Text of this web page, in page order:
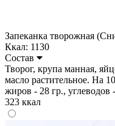
Запеканка творожная
Ккал: 1130
Состав
Творог, крупа манная,
масло растительное. На
жиров - 28 гр., углеводов
323 ккал